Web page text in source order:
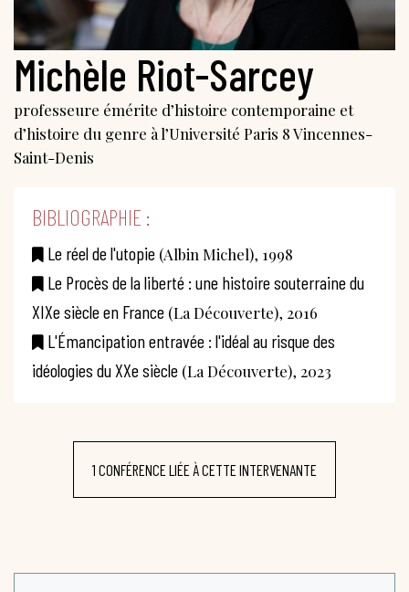
Michèle Riot-Sarcey
professeure émérite d’histoire contemporaine et
d’histoire du genre à l’Université Paris 8 Vincennes-
Saint-Denis
BIBLIOGRAPHIE :
Le réel de l'utopie (Albin Michel), 1998
Le Procès de la liberté : une histoire souterraine du
XIXe siècle en France (La Découverte), 2016
L'Émancipation entravée : l'idéal au risque des
idéologies du XXe siècle (La Découverte), 2023
1 CONFÉRENCE LIÉE À CETTE INTERVENANTE